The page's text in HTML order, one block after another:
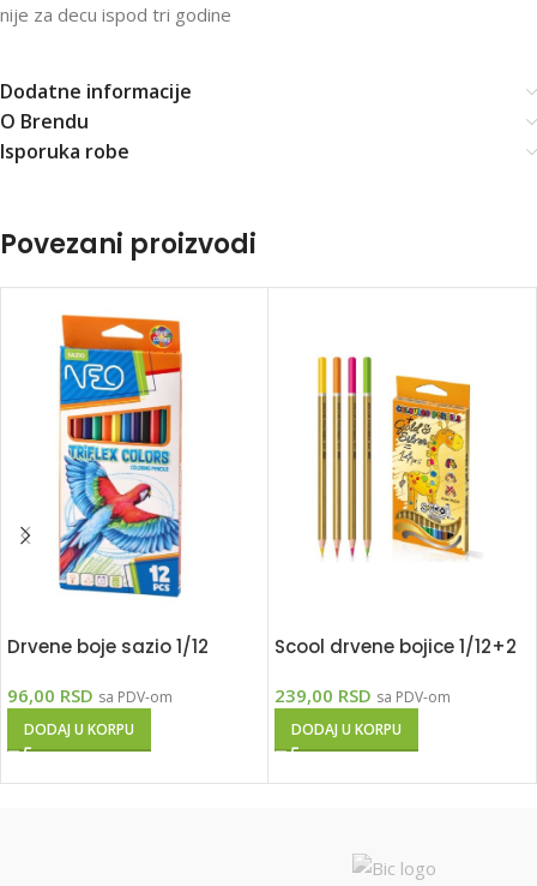
nije za decu ispod tri godine
Dodatne informacije
O Brendu
Isporuka robe
Povezani proizvodi
Drvene boje sazio 1/12
96,00 RSD sa PDV-om
DODAJ U KORPU
Scool drvene bojice 1/12+2
239,00 RSD sa PDV-om
DODAJ U KORPU